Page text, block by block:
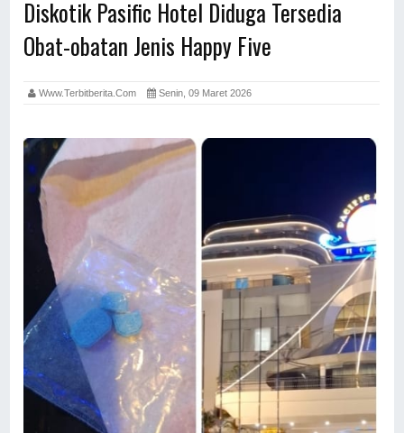
Diskotik Pasific Hotel Diduga Tersedia
Obat-obatan Jenis Happy Five
Www.terbitberita.com Senin, 09 Maret 2026